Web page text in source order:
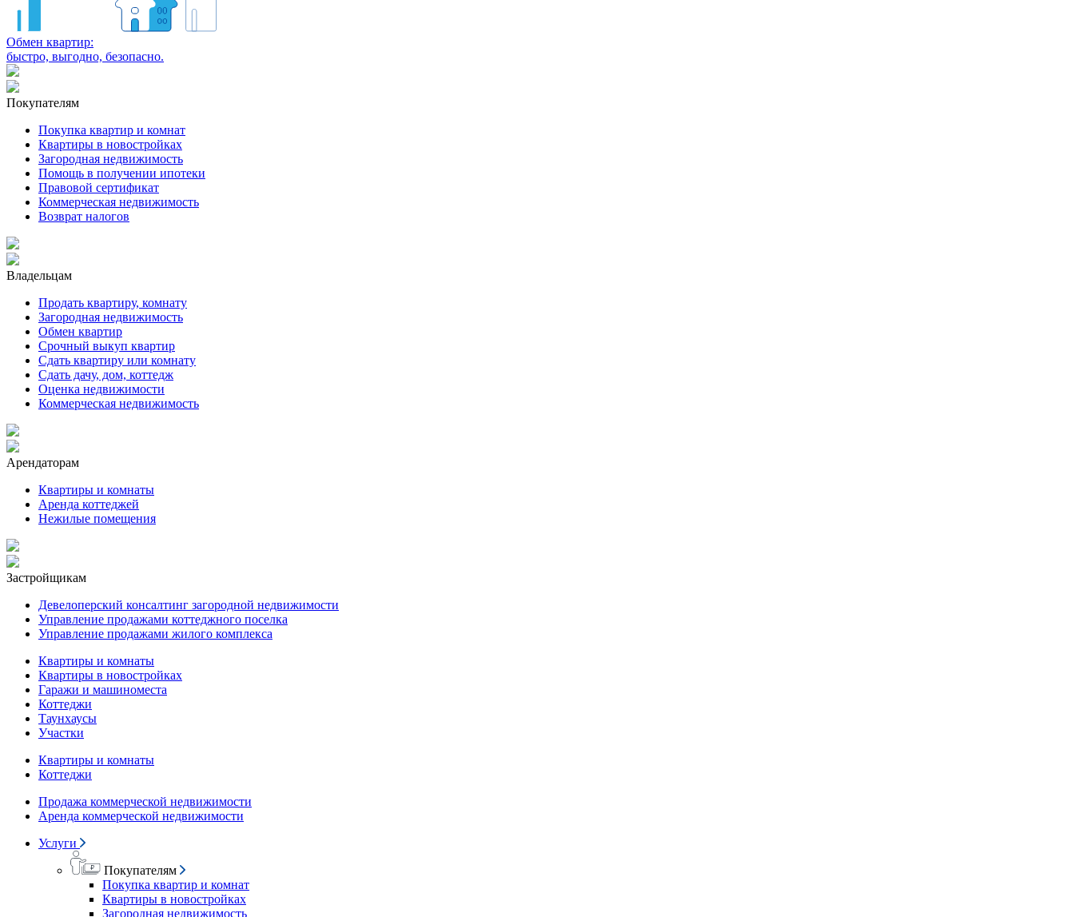
Обмен квартир:
быстро, выгодно, безопасно.
Покупателям
Покупка квартир и комнат
Квартиры в новостройках
Загородная недвижимость
Помощь в получении ипотеки
Правовой сертификат
Коммерческая недвижимость
Возврат налогов
Владельцам
Продать квартиру, комнату
Загородная недвижимость
Обмен квартир
Срочный выкуп квартир
Сдать квартиру или комнату
Сдать дачу, дом, коттедж
Оценка недвижимости
Коммерческая недвижимость
Арендаторам
Квартиры и комнаты
Аренда коттеджей
Нежилые помещения
Застройщикам
Девелоперский консалтинг загородной недвижимости
Управление продажами коттеджного поселка
Управление продажами жилого комплекса
Квартиры и комнаты
Квартиры в новостройках
Гаражи и машиноместа
Коттеджи
Таунхаусы
Участки
Квартиры и комнаты
Коттеджи
Продажа коммерческой недвижимости
Аренда коммерческой недвижимости
Услуги
Покупателям
Покупка квартир и комнат
Квартиры в новостройках
Загородная недвижимость